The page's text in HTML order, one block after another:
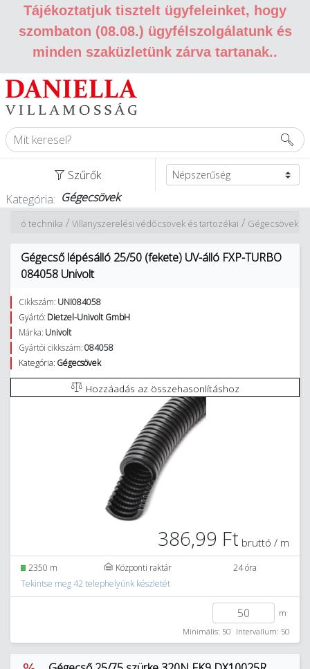
Tájékoztatjuk tisztelt ügyfeleinket, hogy
szombaton (08.08.) ügyfélszolgálatunk és
minden szaküzletünk zárva tartanak..
Szűrők
Kategória: Gégecsövek
Gégecsövek
/
Villanyszerelési védőcsövek és tartozékai
/
technika
Gégecső lépésálló 25/50 (fekete) UV-álló FXP-TURBO
084058 Univolt
Cikkszám: UNI084058
Gyártó: Dietzel-Univolt GmbH
Márka: Univolt
Gyártói cikkszám:084058
Kategória: Gégecsövek
Hozzáadás az összehasonlításhoz
386,99 Ft bruttó / m
2350 m Központi raktár
24 óra
Tekintse meg 42 telephelyünk készletét
m
Minimális: 50 Intervallum: 50